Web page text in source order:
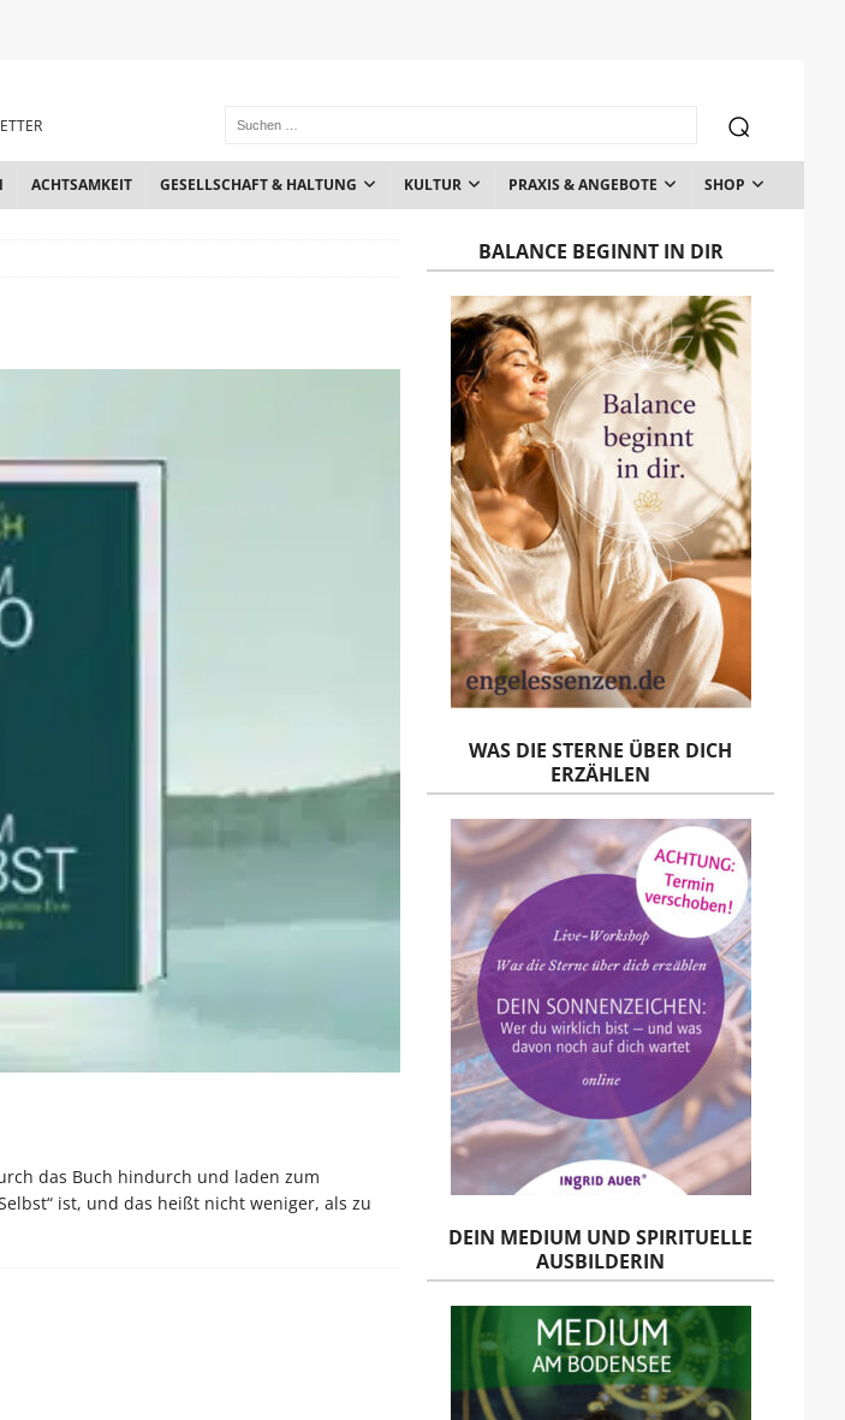
ACHTSAMKEIT GESELLSCHAFT & HALTUNG KULTUR PRAXIS & ANGEBOTE SHOP
das Buch hindurch und laden zum
ist, und das heißt nicht weniger, als zu
BALANCE BEGINNT IN DIR
WAS DIE STERNE ÜBER DICH
ERZÄHLEN
DEIN MEDIUM UND SPIRITUELLE
AUSBILDERIN